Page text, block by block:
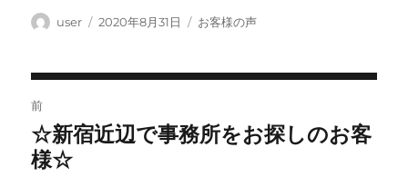
投
user
投
2020年8月31日
カ
リ
お客様の声
稿
ナ
ビ
前
前
の
投
☆新宿近辺で事務所をお探しのお客
様☆